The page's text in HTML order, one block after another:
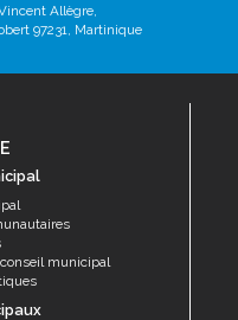
Allègre,
97231, Martinique
municipal